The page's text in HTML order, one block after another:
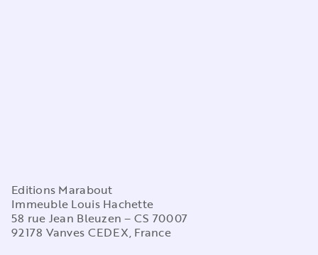
Editions Marabout
Immeuble Louis Hachette
58 rue Jean Bleuzen – CS 70007
92178 Vanves CEDEX, France